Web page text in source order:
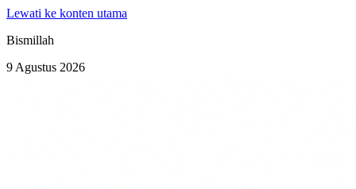
Lewati ke konten utama
Bismillah
9 Agustus 2026